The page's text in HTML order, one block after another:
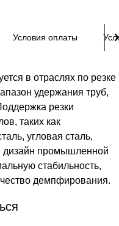
Условия оплаты
в отраслях по резке
удержания труб,
резки
таких как
угловая сталь,
дизайн промышленной
стабильность,
демпфирования.